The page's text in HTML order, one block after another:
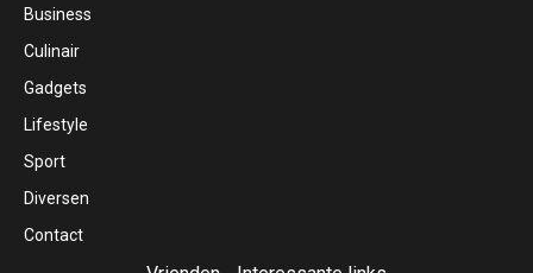
Business
Culinair
Gadgets
Lifestyle
Sport
Diversen
Contact